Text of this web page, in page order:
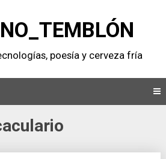
poesí­a y cerveza frí­a